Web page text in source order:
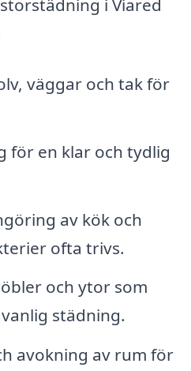
i Viared
väggar och tak för
för en klar och tydlig
av kök och
ofta trivs.
och ytor som
städning.
avokning av rum för